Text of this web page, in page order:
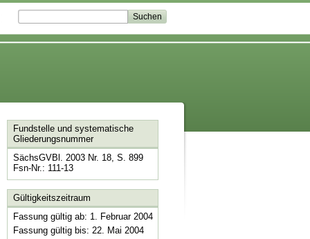
Fundstelle und systematische
Gliederungsnummer
SächsGVBl. 2003 Nr. 18, S. 899
Fsn-Nr.: 111-13
Gültigkeitszeitraum
Fassung gültig ab: 1. Februar 2004
Fassung gültig bis: 22. Mai 2004